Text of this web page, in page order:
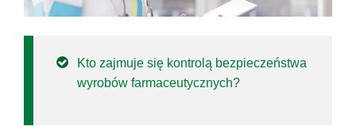
Kto zajmuje się kontrolą bezpieczeństwa
wyrobów farmaceutycznych?